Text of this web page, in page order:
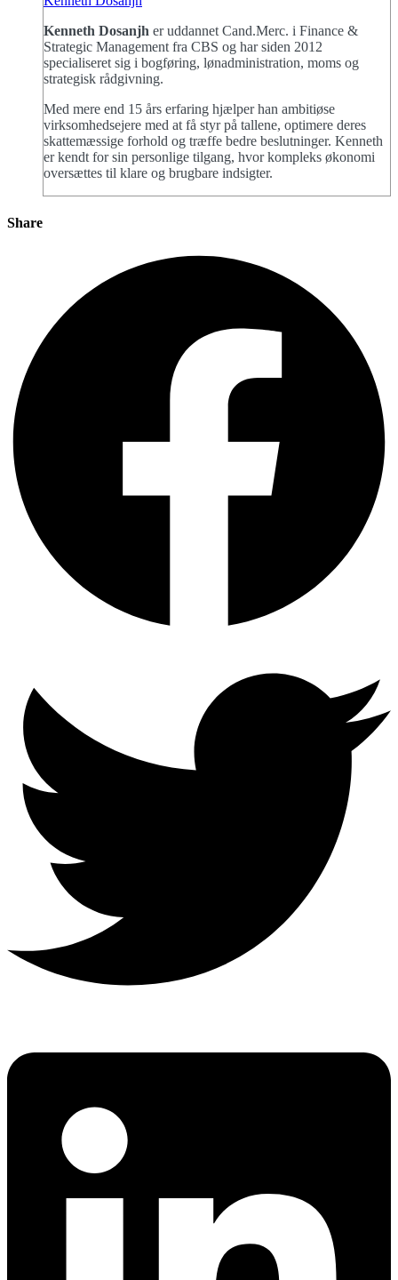
Kenneth Dosanjh er uddannet Cand.Merc. i Finance &
Strategic Management fra CBS og har siden 2012
specialiseret sig i bogføring, lønadministration, moms og
strategisk rådgivning.
Med mere end 15 års erfaring hjælper han ambitiøse
virksomhedsejere med at få styr på tallene, optimere deres
skattemæssige forhold og træffe bedre beslutninger. Kenneth
er kendt for sin personlige tilgang, hvor kompleks økonomi
oversættes til klare og brugbare indsigter.
Share